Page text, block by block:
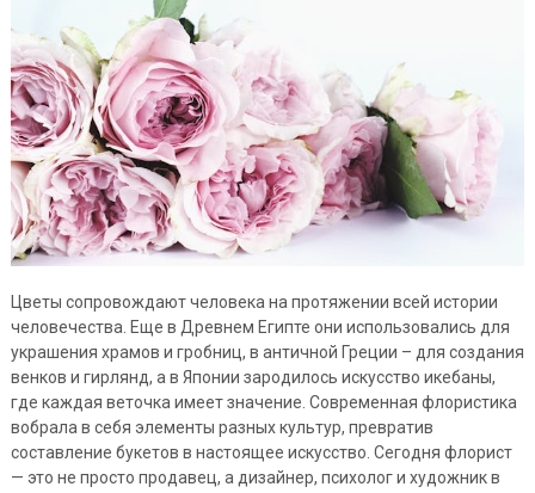
Цветы сопровождают человека на протяжении всей истории
человечества. Еще в Древнем Египте они использовались для
украшения храмов и гробниц, в античной Греции – для создания
венков и гирлянд, а в Японии зародилось искусство икебаны,
где каждая веточка имеет значение. Современная флористика
вобрала в себя элементы разных культур, превратив
составление букетов в настоящее искусство. Сегодня флорист
— это не просто продавец, а дизайнер, психолог и художник в